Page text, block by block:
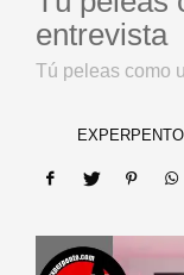
entrevista
Tú peleas como
EXPERPENTO